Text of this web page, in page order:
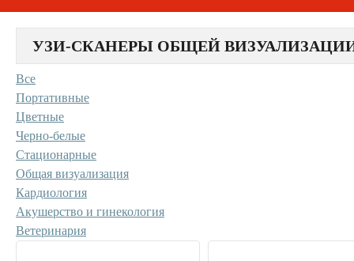
УЗИ-СКАНЕРЫ ОБЩЕЙ
Все
Портативные
Цветные
Черно-белые
Стационарные
Общая визуализация
Кардиология
Акушерство и гинекология
Ветеринария